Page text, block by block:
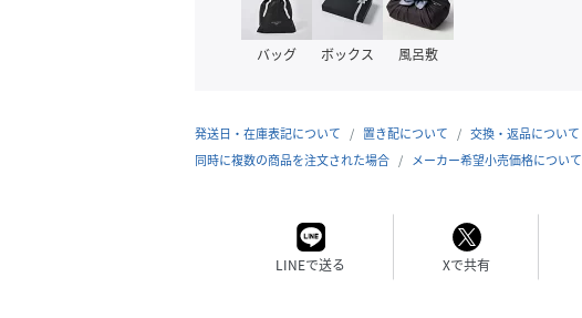
バッグ ボックス 風呂敷
発送日・在庫表記について 置き配について
交換・返品について
同時に複数の商品を注文された場合
メーカー希望小売価格について
LINEで送る Xで共有